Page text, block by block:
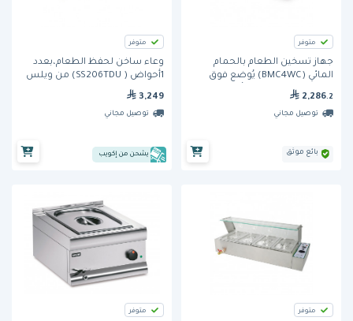
متوفر
جهاز تسخين الطعام بالحمام
المائي (BMC4WC) يُوضع فوق
الطاولة من برجايا - 4 أحواض
2,286.2
توصيل مجاني
بائع موثق
متوفر
وعاء ساخن لحفظ الطعام،بعدد
1أحواض ( SS206TDU) من ويلس
3,249
توصيل مجاني
يشحن من إكويب
متوفر متوفر